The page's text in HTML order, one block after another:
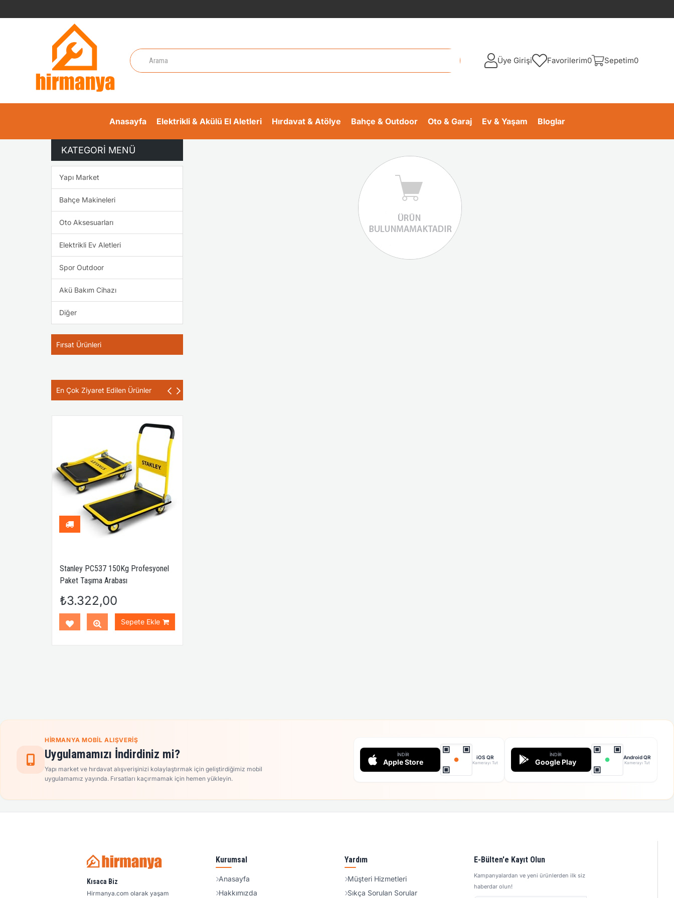
Üye Girişi Favorilerim0 Sepetim0
Anasayfa Elektrikli & Akülü El Aletleri Hırdavat & Atölye Bahçe & Outdoor Oto & Garaj Ev & Yaşam Bloglar
KATEGORI MENÜ
Yapı Market
Bahçe Makineleri
Oto Aksesuarları
Elektrikli Ev Aletleri
Spor Outdoor
Akü Bakım Cihazı
Diğer
Fırsat Ürünleri
En Çok Ziyaret Edilen Ürünler
Stanley PC537 150Kg Profesyonel
Paket Taşıma Arabası
₺3.322,00
Sepete Ekle
WORKPRO WP241045 1000Gr
HIRMANYA MOBIL ALIŞVERIŞ
Uygulamamızı İndirdiniz mi?
Yapı market ve hırdavat alışverişinizi kolaylaştırmak için geliştirdiğimiz mobil
uygulamamız yayında. Fırsatları kaçırmamak için hemen yükleyin.
İNDIR
Apple Store
iOS QR
Kamerayı Tut
İNDIR
Google Play
Android QR
Kamerayı Tut
Kısaca Biz
Hirmanya.com olarak yaşam
Kurumsal
Anasayfa
Hakkımızda
Yardım
Müşteri Hizmetleri
Sıkça Sorulan Sorular
E-Bülten'e Kayıt Olun
Kampanyalardan ve yeni ürünlerden ilk siz
haberdar olun!